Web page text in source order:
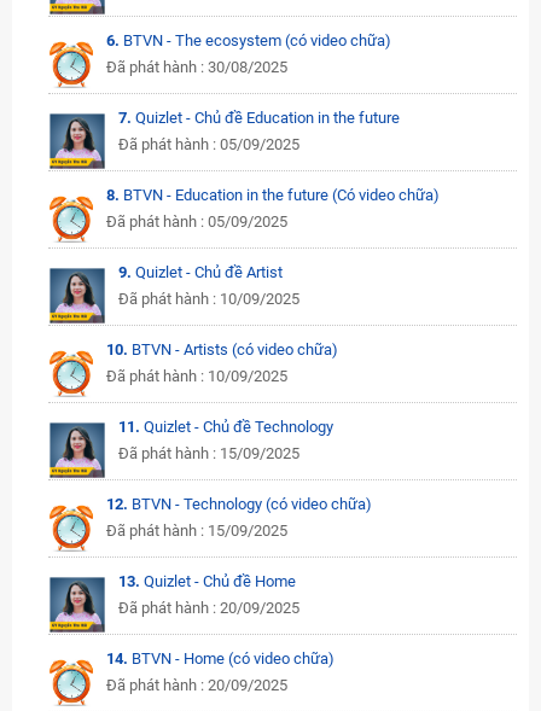
6. BTVN - The ecosystem (có video chữa)
Đã phát hành : 30/08/2025
7. Quizlet - Chủ đề Education in the future
Đã phát hành : 05/09/2025
8. BTVN - Education in the future (Có video chữa)
Đã phát hành : 05/09/2025
9. Quizlet - Chủ đề Artist
Đã phát hành : 10/09/2025
10. BTVN - Artists (có video chữa)
Đã phát hành : 10/09/2025
11. Quizlet - Chủ đề Technology
Đã phát hành : 15/09/2025
12. BTVN - Technology (có video chữa)
Đã phát hành : 15/09/2025
13. Quizlet - Chủ đề Home
Đã phát hành : 20/09/2025
14. BTVN - Home (có video chữa)
Đã phát hành : 20/09/2025